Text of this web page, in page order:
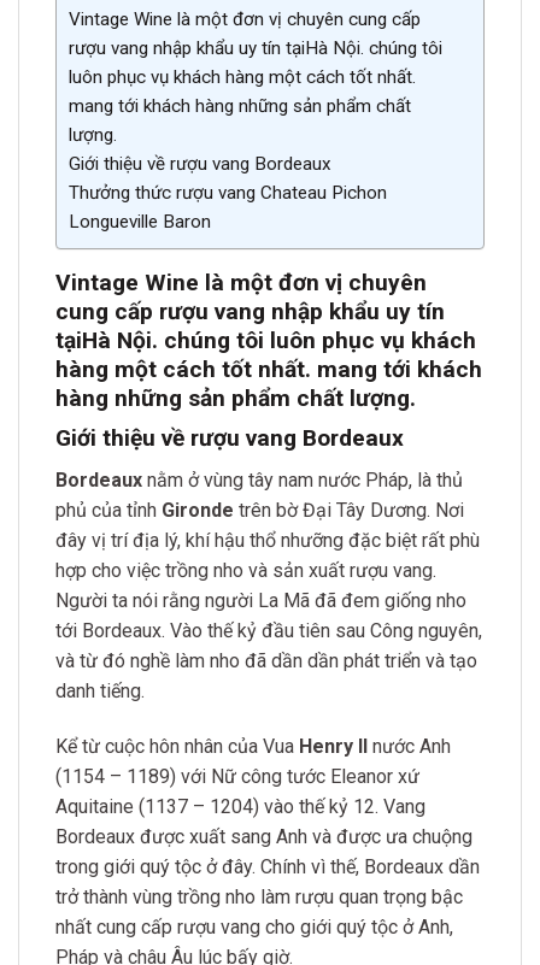
Vintage Wine là một đơn vị chuyên cung cấp
rượu vang nhập khẩu uy tín tạiHà Nội. chúng tôi
luôn phục vụ khách hàng một cách tốt nhất.
mang tới khách hàng những sản phẩm chất
lượng.
Giới thiệu về rượu vang Bordeaux
Thưởng thức rượu vang Chateau Pichon
Longueville Baron
Vintage Wine là một đơn vị chuyên
cung cấp rượu vang nhập khẩu uy tín
tạiHà Nội. chúng tôi luôn phục vụ khách
hàng một cách tốt nhất. mang tới khách
hàng những sản phẩm chất lượng.
Giới thiệu về rượu vang Bordeaux
Bordeaux nằm ở vùng tây nam nước Pháp, là thủ
phủ của tỉnh Gironde trên bờ Đại Tây Dương. Nơi
đây vị trí địa lý, khí hậu thổ nhưỡng đặc biệt rất phù
hợp cho việc trồng nho và sản xuất rượu vang.
Người ta nói rằng người La Mã đã đem giống nho
tới Bordeaux. Vào thế kỷ đầu tiên sau Công nguyên,
và từ đó nghề làm nho đã dần dần phát triển và tạo
danh tiếng.
Kể từ cuộc hôn nhân của Vua Henry II nước Anh
(1154 – 1189) với Nữ công tước Eleanor xứ
Aquitaine (1137 – 1204) vào thế kỷ 12. Vang
Bordeaux được xuất sang Anh và được ưa chuộng
trong giới quý tộc ở đây. Chính vì thế, Bordeaux dần
trở thành vùng trồng nho làm rượu quan trọng bậc
nhất cung cấp rượu vang cho giới quý tộc ở Anh,
Pháp và châu Âu lúc bấy giờ.